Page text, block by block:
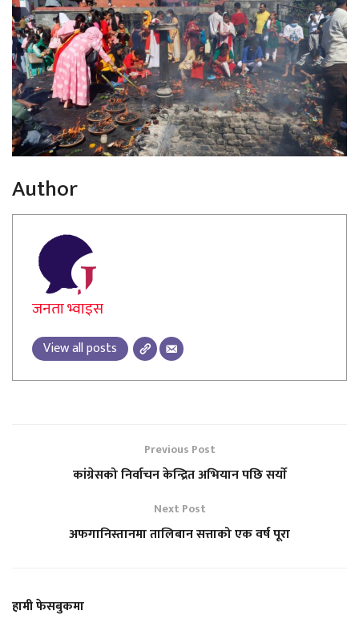
Author
जनता भ्वाइस
View all posts
Previous Post
कांग्रेसको निर्वाचन केन्द्रित अभियान पछि सर्याे
Next Post
अफगानिस्तानमा तालिबान सत्ताको एक वर्ष पूरा
हामी फेसबुकमा